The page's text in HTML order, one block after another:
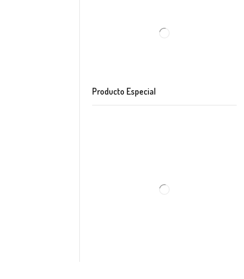
Producto Especial